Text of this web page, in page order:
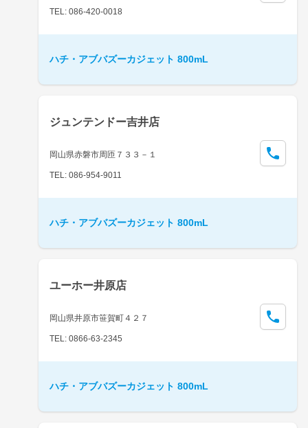
TEL: 086-420-0018
ハチ・アブバズーカジェット 800mL
ジュンテンドー吉井店
岡山県赤磐市周匝７３３－１
TEL: 086-954-9011
ハチ・アブバズーカジェット 800mL
ユーホー井原店
岡山県井原市笹賀町４２７
TEL: 0866-63-2345
ハチ・アブバズーカジェット 800mL